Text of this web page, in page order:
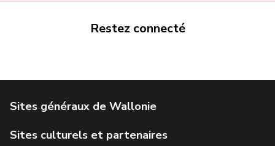
Restez connecté
Service public de Wallonie